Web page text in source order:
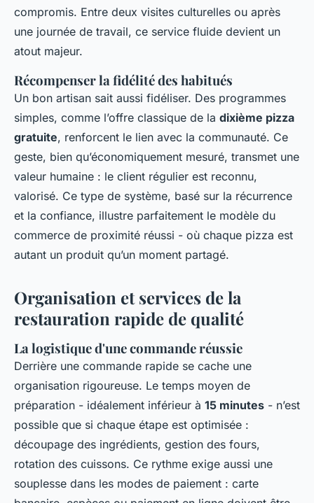
compromis. Entre deux visites culturelles ou après
une journée de travail, ce service fluide devient un
atout majeur.
Récompenser la fidélité des habitués
Un bon artisan sait aussi fidéliser. Des programmes
simples, comme l’offre classique de la dixième pizza
gratuite, renforcent le lien avec la communauté. Ce
geste, bien qu’économiquement mesuré, transmet une
valeur humaine : le client régulier est reconnu,
valorisé. Ce type de système, basé sur la récurrence
et la confiance, illustre parfaitement le modèle du
commerce de proximité réussi - où chaque pizza est
autant un produit qu’un moment partagé.
Organisation et services de la
restauration rapide de qualité
La logistique d'une commande réussie
Derrière une commande rapide se cache une
organisation rigoureuse. Le temps moyen de
préparation - idéalement inférieur à 15 minutes - n’est
possible que si chaque étape est optimisée :
découpage des ingrédients, gestion des fours,
rotation des cuissons. Ce rythme exige aussi une
souplesse dans les modes de paiement : carte